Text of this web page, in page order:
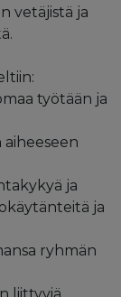
vetäjistä ja
työtään ja
ja
ja
ryhmän
liittyviä